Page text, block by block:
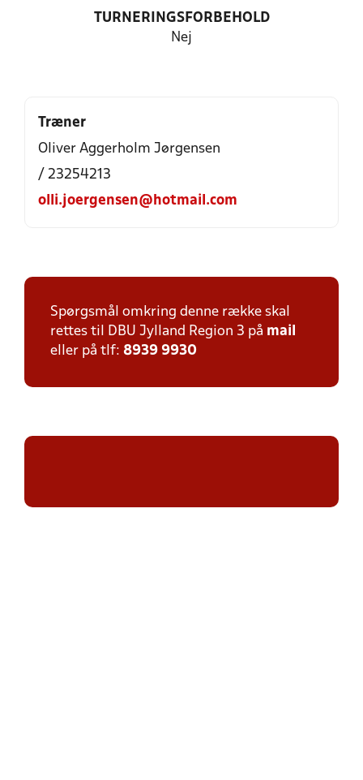
TURNERINGSFORBEHOLD
Nej
Træner
Oliver Aggerholm Jørgensen
/ 23254213
olli.joergensen@hotmail.com
Spørgsmål omkring denne række skal
rettes til DBU Jylland Region 3 på mail
eller på tlf: 8939 9930